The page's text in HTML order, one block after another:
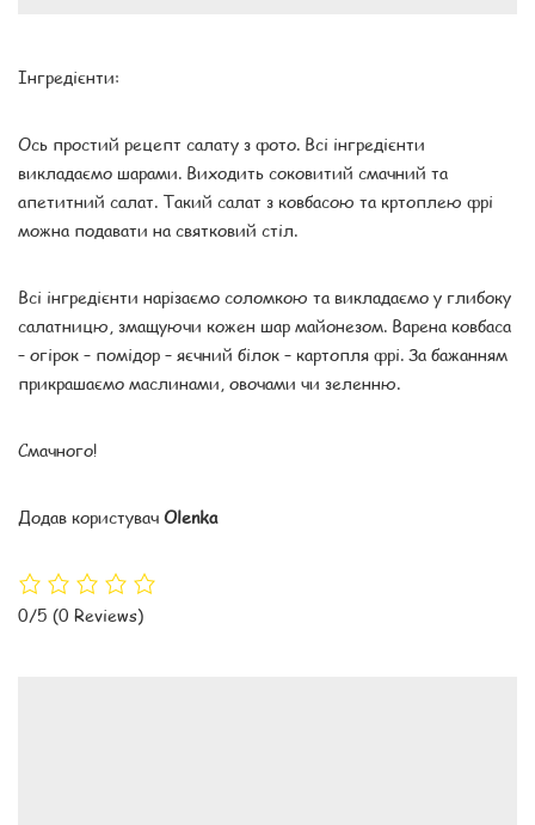
Інгредієнти:
Ось простий рецепт салату з фото. Всі інгредієнти
викладаємо шарами. Виходить соковитий смачний та
апетитний салат. Такий салат з ковбасою та кртоплею фрі
можна подавати на святковий стіл.
Всі інгредієнти нарізаємо соломкою та викладаємо у глибоку
салатницю, змащуючи кожен шар майонезом. Варена ковбаса
– огірок – помідор – яєчний білок – картопля фрі. За бажанням
прикрашаємо маслинами, овочами чи зеленню.
Смачного!
Додав користувач Olenka
0/5 (0 Reviews)